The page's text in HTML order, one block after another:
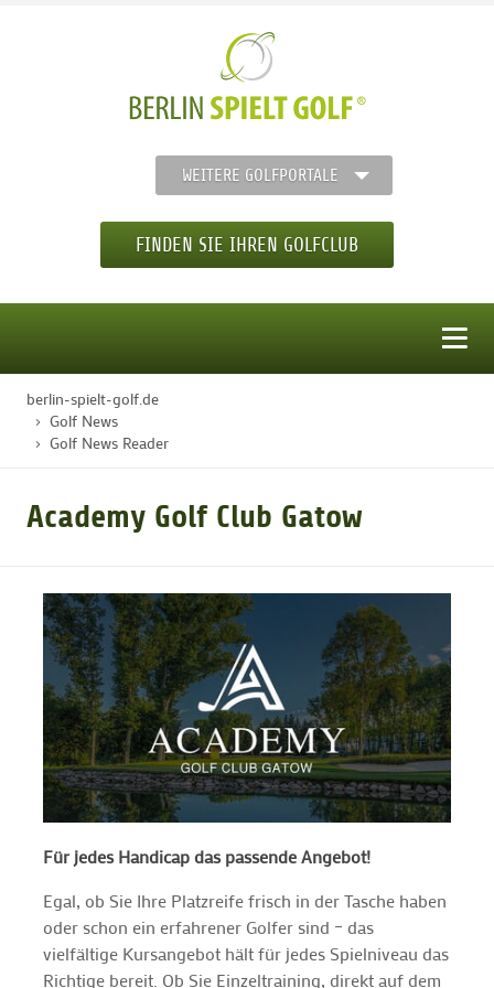
WEITERE GOLFPORTALE
FINDEN SIE IHREN GOLFCLUB
STARTSEITE
GOLF CARD
MITGLIEDSCHAFT
GOLF NEWS
GOLFHOTELS
berlin-spielt-golf.de
Golf News
Golf News Reader
Academy Golf Club Gatow
Für jedes Handicap das passende Angebot!
Egal, ob Sie Ihre Platzreife frisch in der Tasche haben
oder schon ein erfahrener Golfer sind – das
vielfältige Kursangebot hält für jedes Spielniveau das
Richtige bereit. Ob Sie Einzeltraining, direkt auf dem